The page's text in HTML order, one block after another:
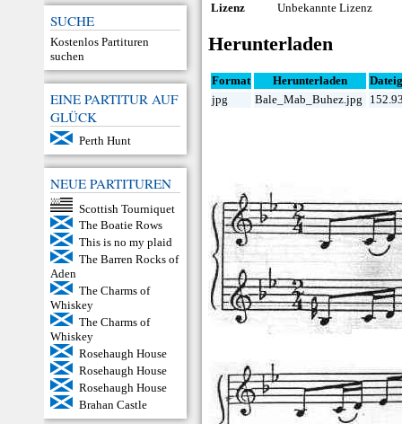
SUCHE
Kostenlos Partituren
suchen
EINE PARTITUR AUF
GLÜCK
Perth Hunt
NEUE PARTITUREN
Scottish Tourniquet
The Boatie Rows
This is no my plaid
The Barren Rocks of
Aden
The Charms of
Whiskey
The Charms of
Whiskey
Rosehaugh House
Rosehaugh House
Rosehaugh House
Brahan Castle
Lizenz
Unbekannte Lizenz
Herunterladen
Format Herunterladen
jpg
Bale_Mab_Buhez.jpg